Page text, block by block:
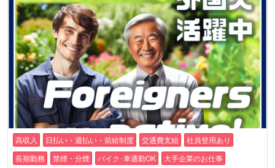
高収入 日払い・週払い・前給制度 交通費支給
社員登用あり
長期勤務
禁煙・分煙 バイク･車通勤OK
大手企業のお仕事